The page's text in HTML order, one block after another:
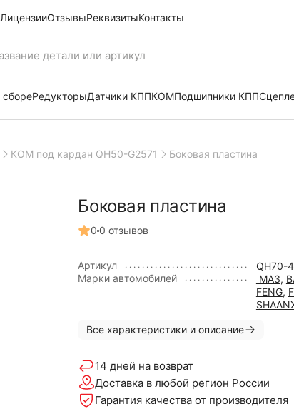
ЛицензииОтзывыРеквизитыКонтакты
РедукторыДатчики КППКОМПодшипники КПП
КОМ под кардан QH50-G2571 Боковая пластина
Боковая пластина
0 0 отзывов
Артикул
QH70-
Марки автомобилей
МАЗ,
FENG,
Все характеристики и описание
14 дней на возврат
Доставка в любой регион России
Гарантия качества от производителя